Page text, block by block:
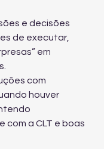
e decisões
de executar,
em
com
houver
com a CLT e boas